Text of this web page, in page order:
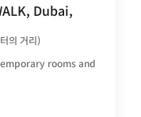
Dubai,
의 거리)
rooms and